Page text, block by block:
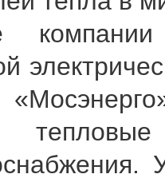
компании